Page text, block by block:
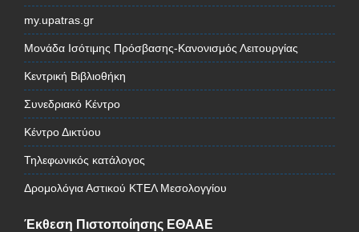
my.upatras.gr
Μονάδα Ισότιμης Πρόσβασης-Κανονισμός Λειτουργίας
Κεντρική Βιβλιοθήκη
Συνεδριακό Κέντρο
Κέντρο Δικτύου
Τηλεφωνικός κατάλογος
Δρομολόγια Αστικού ΚΤΕΛ Μεσολογγίου
Έκθεση Πιστοποίησης ΕΘΑΑΕ